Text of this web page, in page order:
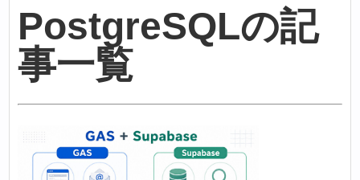
PostgreSQLの記
事一覧